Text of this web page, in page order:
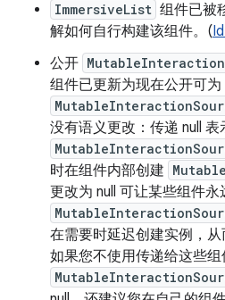
ImmersiveList 组件已被
解如何自行构建该组件。(
公开
组件已更新为现在公开可为
没有语义更改：传递 null
时在组件内部创建
更改为 null 可让某些组件永
在需要时延迟创建实例，从
如果您不使用传递给这些组